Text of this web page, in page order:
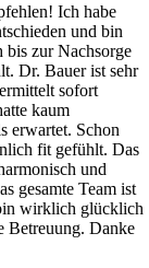
Ich habe
und bin
bis zur Nachsorge
Dr. Bauer ist sehr
sofort
kaum
erwartet. Schon
fit gefühlt. Das
und
gesamte Team ist
wirklich glücklich
Betreuung. Danke